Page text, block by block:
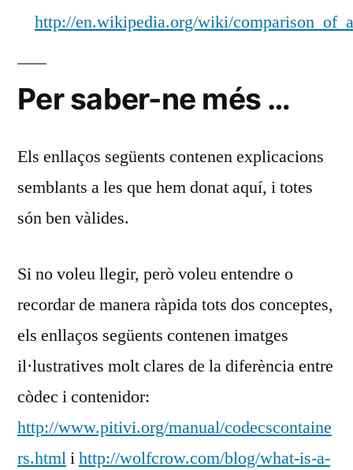
http://en.wikipedia.org/wiki/
Per saber-ne més …
Els enllaços següents contenen explicacions
semblants a les que hem donat aquí, i totes
són ben vàlides.
Si no voleu llegir, però voleu entendre o
recordar de manera ràpida tots dos conceptes,
els enllaços següents contenen imatges
il·lustratives molt clares de la diferència entre
còdec i contenidor:
http://www.pitivi.org/manual/codecscontaine
rs.htmlihttp://wolfcrow.com/blog/what-is-a-